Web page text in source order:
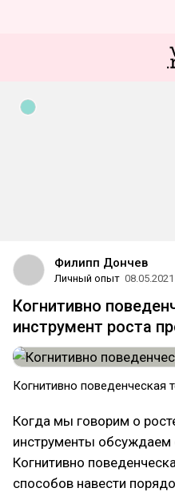
Филипп Дончев
Личный опыт 08.05.2021
Когнитивно
инструмент роста
Когнитивно поведенческая
Когда мы говорим о
инструменты
Когнитивно
способов навести